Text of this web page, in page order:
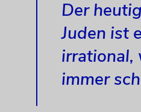
Der
Juden ist
irrational,
immer